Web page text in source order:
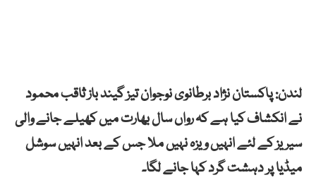
لندن: پاکستان نژاد برطانوی نوجوان تیز گیند باز ثاقب محمود
نے انکشاف کیا ہے کہ رواں سال بھارت میں کھیلے جانے والی
سیریز کے لئے انہیں ویزہ نہیں ملا جس کے بعد انہیں سوشل
میڈیا پر دہشت گرد کہا جانے لگا۔